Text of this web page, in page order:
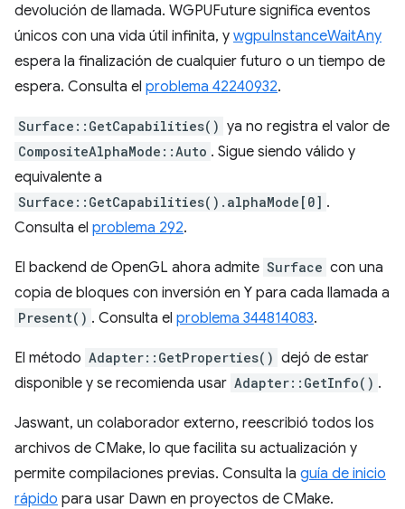
devolución de llamada. WGPUFuture significa eventos
únicos con una vida útil infinita, y wgpuInstanceWaitAny
espera la finalización de cualquier futuro o un tiempo de
espera. Consulta el problema 42240932.
Surface::GetCapabilities() ya no registra el valor de
CompositeAlphaMode::Auto . Sigue siendo válido y
equivalente a
Surface::GetCapabilities().alphaMode[0] .
Consulta el problema 292.
El backend de OpenGL ahora admite Surface con una
copia de bloques con inversión en Y para cada llamada a
Present() . Consulta el problema 344814083.
El método Adapter::GetProperties() dejó de estar
disponible y se recomienda usar Adapter::GetInfo() .
Jaswant, un colaborador externo, reescribió todos los
archivos de CMake, lo que facilita su actualización y
permite compilaciones previas. Consulta la guía de inicio
rápido para usar Dawn en proyectos de CMake.